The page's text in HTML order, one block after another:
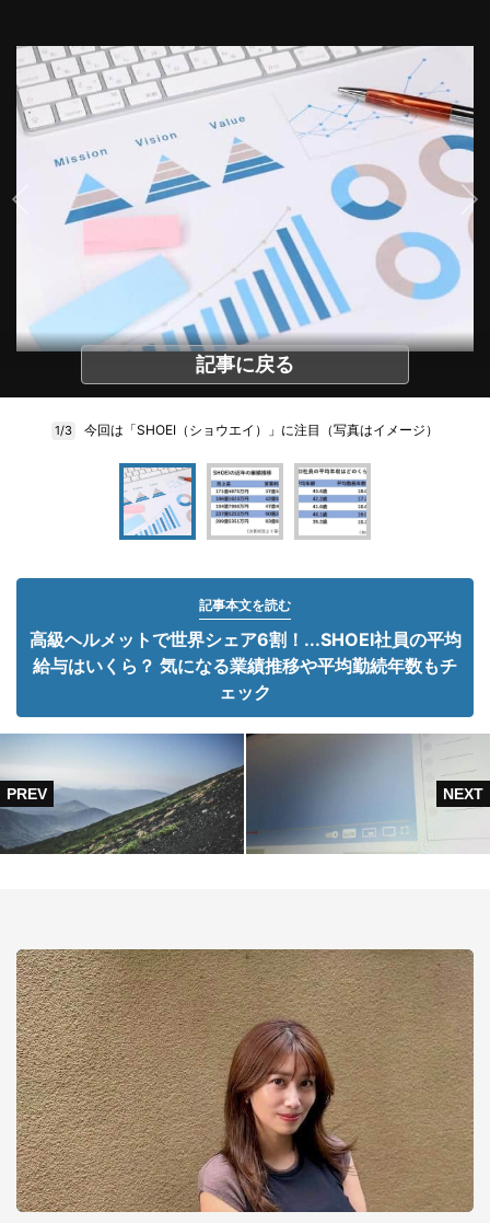
記事に戻る
1/3 今回は「SHOEI（ショウエイ）」に注目（写真はイメージ）
記事本文を読む
高級ヘルメットで世界シェア6割！...SHOEI社員の平均
給与はいくら？ 気になる業績推移や平均勤続年数もチ
ェック